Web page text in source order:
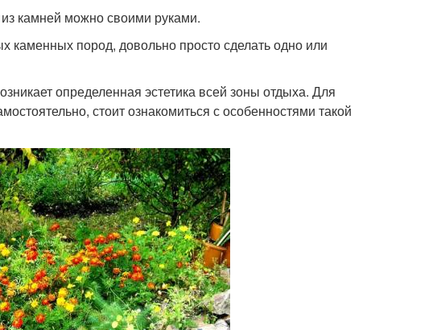
камней можно своими руками.
каменных пород, довольно просто сделать одно или
определенная эстетика всей зоны отдыха. Для
стоит ознакомиться с особенностями такой